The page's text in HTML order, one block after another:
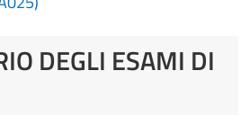
DEGLI ESAMI DI